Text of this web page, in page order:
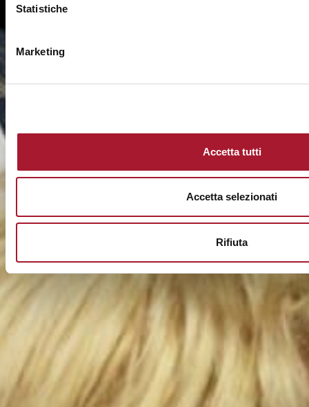
Statistiche
Marketing
Accetta tutti
Accetta selezionati
Rifiuta